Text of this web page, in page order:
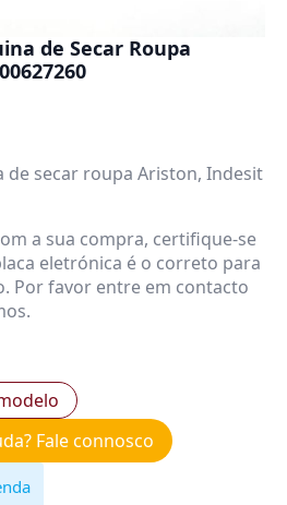
de Secar Roupa
secar roupa Ariston, Indesit
a sua compra, certifique-se
eletrónica é o correto para
Por favor entre em contacto
Fale connosco